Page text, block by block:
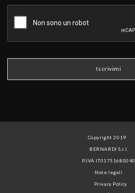
Copyright 2019
BERNARDI S.r.l.
P.IVA IT01751680040
Note legali
Privacy Policy